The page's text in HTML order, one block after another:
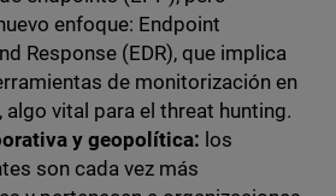
enfoque: Endpoint
Response (EDR), que implica
de monitorización en
algo vital para el threat hunting.
y geopolítica: los
son cada vez más